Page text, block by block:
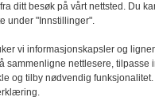
ditt besøk på vårt nettsted. Du
under "Innstillinger".
vi informasjonskapsler og
sammenligne nettlesere, tilpasse
og tilby nødvendig